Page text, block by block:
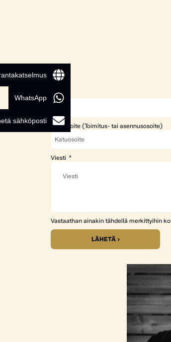
Nimi
Katuosoite (Toimitus- tai asennusosoite)
Viesti
Vastaathan ainakin tähdellä merkittyihin
LÄHETÄ ›
WhatsApp
sähköposti